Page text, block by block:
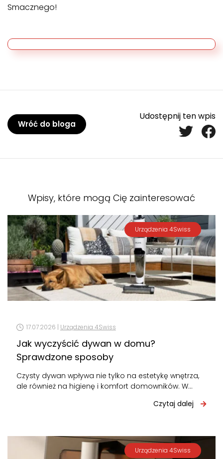
Smacznego!
Wróć do bloga
Udostępnij ten wpis
Wpisy, które mogą Cię zainteresować
Urządzenia 4Swiss
17.07.2026 | Urządzenia 4Swiss
Jak wyczyścić dywan w domu?
Sprawdzone sposoby
Czysty dywan wpływa nie tylko na estetykę wnętrza,
ale również na higienę i komfort domowników. W
Czytaj dalej
Urządzenia 4Swiss